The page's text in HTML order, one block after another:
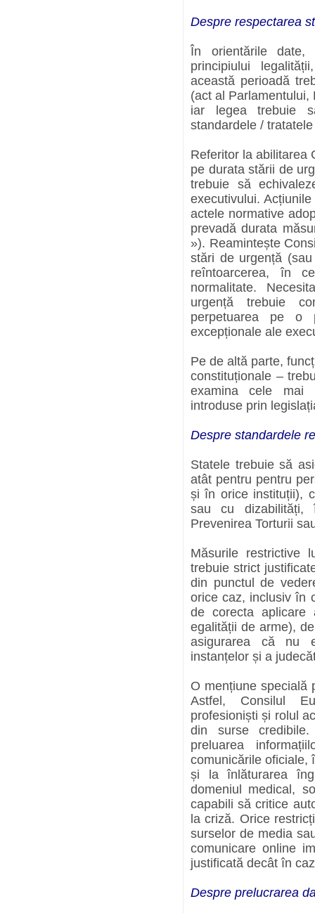
Despre respectarea
În orientările date,
principiului
această perioadă
(act al
iar legea trebuie
standardele /
Referitor la abilitarea
pe durata stării de
trebuie să
executivului.
actele normative
prevadă durata
»). Reamintește
stări de urgență
reîntoarcerea, în
normalitate.
urgență trebuie
perpetuarea pe o
excepționale ale
Pe de altă parte,
constituționale –
examina cele mai
introduse prin
Despre standardele
Statele trebuie să
atât pentru pentru
și în orice instituții),
sau cu dizabilități,
Prevenirea Torturii
Măsurile restrictive
trebuie strict
din punctul de
orice caz, inclusiv în
de corecta aplicare
egalității de arme),
asigurarea că nu
instanțelor și a
O mențiune specială
Astfel, Consilul
profesioniști și rolul
din surse
preluarea
comunicările oficiale,
și la înlăturarea
domeniul medical,
capabili să critice
la criză. Orice
surselor de media
comunicare online
justificată decât în
Despre prelucrarea